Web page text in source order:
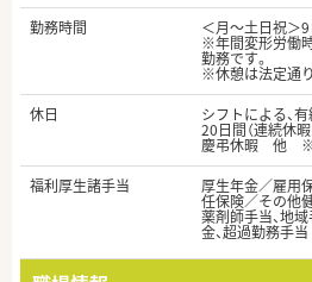
勤務時間
＜月～土日祝＞9
※年間変形労働
勤務です。
※休憩は法定通り
休日
シフトによる、有
20日間（連続休
慶弔休暇 他 ※
福利厚生諸手当
厚生年金／雇用
任保険／その他
薬剤師手当、地
金、超過勤務手当